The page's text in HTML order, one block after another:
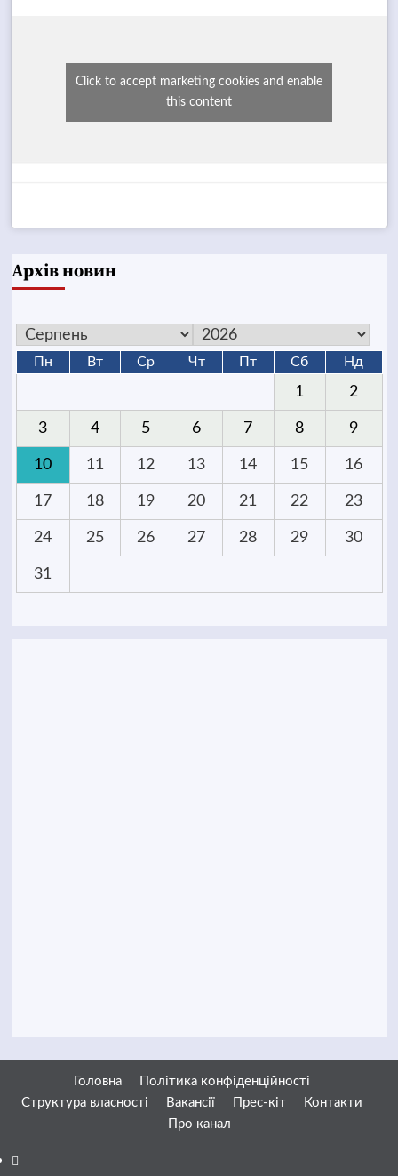
Click to accept marketing cookies and enable
this content
Архів новин
Пн Вт Ср Чт Пт Сб Нд
1 2
3 4 5 6 7 8 9
10 11 12 13 14 15 16
17 18 19 20 21 22 23
24 25 26 27 28 29 30
31
Головна
Політика конфіденційності
Структура власності
Вакансії Прес-кіт
Контакти
Про канал
Facebook